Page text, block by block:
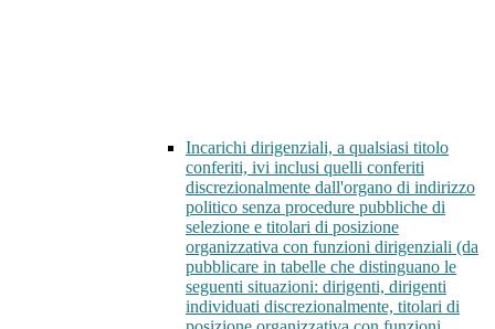
Incarichi dirigenziali, a qualsiasi titolo
conferiti, ivi inclusi quelli conferiti
discrezionalmente dall'organo di indirizzo
politico senza procedure pubbliche di
selezione e titolari di posizione
organizzativa con funzioni dirigenziali (da
pubblicare in tabelle che distinguano le
seguenti situazioni: dirigenti, dirigenti
individuati discrezionalmente, titolari di